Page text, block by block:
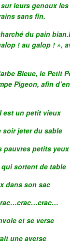
leurs genoux
sans fin.
du pain
! au galop ! »,
Bleue, le Petit
Pigeon, afin
est un petit vieux
soir jeter du sable
pauvres petits yeux
sortent de table
dans son sac
et se verse
une averse